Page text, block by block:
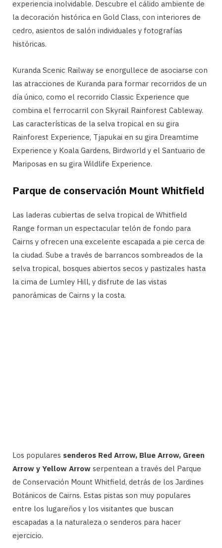
experiencia inolvidable. Descubre el cálido ambiente de
la decoración histórica en Gold Class, con interiores de
cedro, asientos de salón individuales y fotografías
históricas.
Kuranda Scenic Railway se enorgullece de asociarse con
las atracciones de Kuranda para formar recorridos de un
día único, como el recorrido Classic Experience que
combina el ferrocarril con Skyrail Rainforest Cableway.
Las características de la selva tropical en su gira
Rainforest Experience, Tjapukai en su gira Dreamtime
Experience y Koala Gardens, Birdworld y el Santuario de
Mariposas en su gira Wildlife Experience.
Parque de conservación Mount Whitfield
Las laderas cubiertas de selva tropical de Whitfield
Range forman un espectacular telón de fondo para
Cairns y ofrecen una excelente escapada a pie cerca de
la ciudad. Sube a través de barrancos sombreados de la
selva tropical, bosques abiertos secos y pastizales hasta
la cima de Lumley Hill, y disfrute de las vistas
panorámicas de Cairns y la costa.
Los populares senderos Red Arrow, Blue Arrow, Green
Arrow y Yellow Arrow serpentean a través del Parque
de Conservación Mount Whitfield, detrás de los Jardines
Botánicos de Cairns. Estas pistas son muy populares
entre los lugareños y los visitantes que buscan
escapadas a la naturaleza o senderos para hacer
ejercicio.